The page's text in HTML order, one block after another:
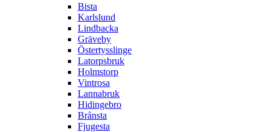
Bista
Karlslund
Lindbacka
Gräveby
Östertysslinge
Latorpsbruk
Holmstorp
Vintrosa
Lannabruk
Hidingebro
Brånsta
Fjugesta